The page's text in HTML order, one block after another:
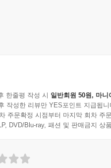
한줄평 작성 시 일반회원 50원, 마니
작성한 리뷰만 YES포인트 지급됩니
주문확정 시점부터 마지막 회차 주
DVD/Blu-ray, 패션 및 판매금지 상